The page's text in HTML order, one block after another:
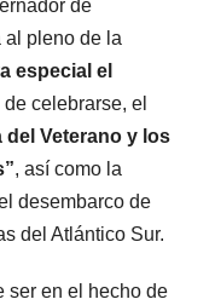
de
al pleno de la
especial el
celebrarse, el
del Veterano y los
, así como la
desembarco de
del Atlántico Sur.
ser en el hecho de